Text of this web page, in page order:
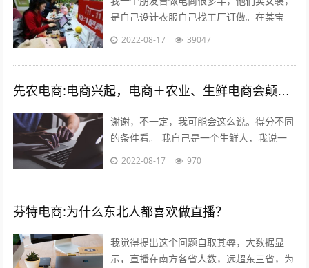
是自己设计衣服自己找工厂订做。在某宝
上，有一年的双十一，他们的营业额流水快
2022-08-17 39047
先农电商:电商兴起，电商＋农业、生鲜电商会颠覆掉传统模式吗？
谢谢，不一定，我可能会这么说。得分不同
的条件看。 我自己是一个生鲜人，我说一
些我自己的看法，目前传统农业的一些痛
2022-08-17 970
芬特电商:为什么东北人都喜欢做直播？
我觉得提出这个问题自取其辱，大数据显
示，直播在南方各省人数，远超东三省，为